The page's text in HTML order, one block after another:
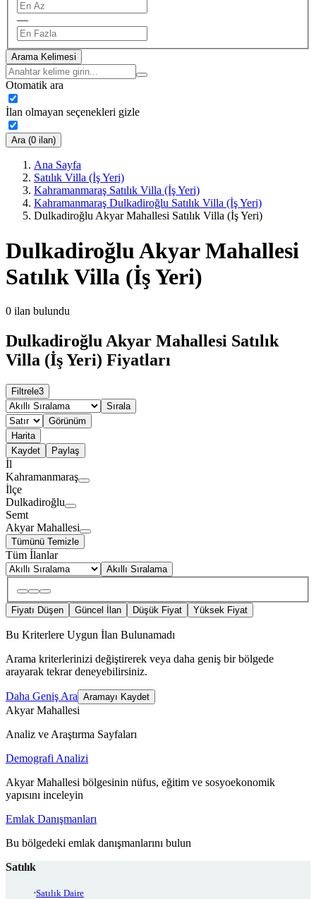
—
Arama Kelimesi
Otomatik ara
İlan olmayan seçenekleri gizle
Ara (0 ilan)
Ana Sayfa
Satılık Villa (İş Yeri)
Kahramanmaraş Satılık Villa (İş Yeri)
Kahramanmaraş Dulkadiroğlu Satılık Villa (İş Yeri)
Dulkadiroğlu Akyar Mahallesi Satılık Villa (İş Yeri)
Dulkadiroğlu Akyar Mahallesi
Satılık Villa (İş Yeri)
0 ilan bulundu
Dulkadiroğlu Akyar Mahallesi Satılık
Villa (İş Yeri) Fiyatları
Filtrele3
Sırala
Görünüm
Harita
Kaydet
Paylaş
İl
Kahramanmaraş
İlçe
Dulkadiroğlu
Semt
Akyar Mahallesi
Tümünü Temizle
Tüm İlanlar
Akıllı Sıralama
Fiyatı Düşen Güncel İlan Düşük Fiyat Yüksek Fiyat
Bu Kriterlere Uygun İlan Bulunamadı
Arama kriterlerinizi değiştirerek veya daha geniş bir bölgede
arayarak tekrar deneyebilirsiniz.
Daha Geniş Ara Aramayı Kaydet
Akyar Mahallesi
Analiz ve Araştırma Sayfaları
Demografi Analizi
Akyar Mahallesi bölgesinin nüfus, eğitim ve sosyoekonomik
yapısını inceleyin
Emlak Danışmanları
Bu bölgedeki emlak danışmanlarını bulun
Satılık
Satılık Daire